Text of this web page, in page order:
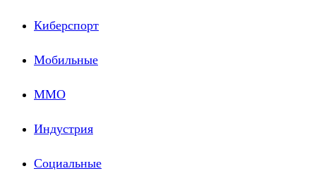
Киберспорт
Мобильные
ММО
Индустрия
Социальные